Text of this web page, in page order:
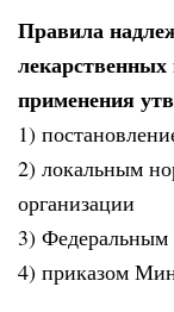
Правила
применения
1)
2) локальным
организации
3)
4) приказом